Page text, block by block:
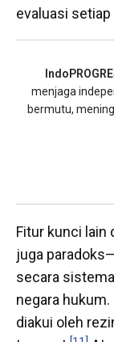
evaluasi
menjaga
bermutu,
Fitur kunci lain
juga
secara
negara
diakui oleh